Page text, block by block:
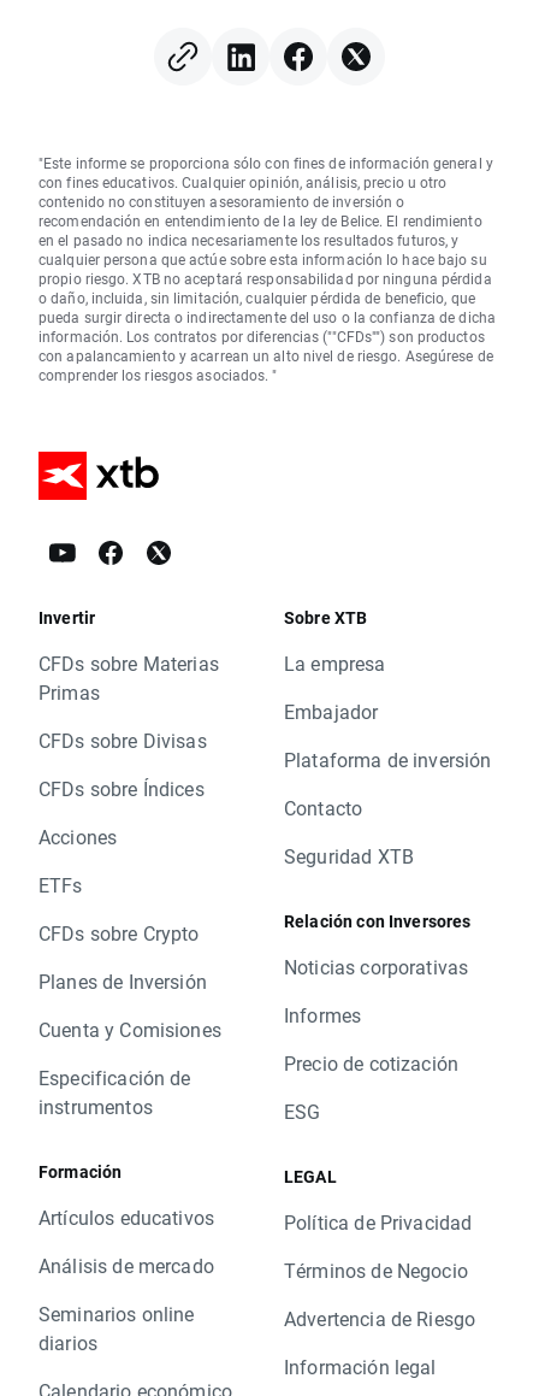
"Este informe se proporciona sólo con fines de información general y
con fines educativos. Cualquier opinión, análisis, precio u otro
contenido no constituyen asesoramiento de inversión o
recomendación en entendimiento de la ley de Belice. El rendimiento
en el pasado no indica necesariamente los resultados futuros, y
cualquier persona que actúe sobre esta información lo hace bajo su
propio riesgo. XTB no aceptará responsabilidad por ninguna pérdida
o daño, incluida, sin limitación, cualquier pérdida de beneficio, que
pueda surgir directa o indirectamente del uso o la confianza de dicha
información. Los contratos por diferencias (""CFDs"") son productos
con apalancamiento y acarrean un alto nivel de riesgo. Asegúrese de
comprender los riesgos asociados. "
Invertir
CFDs sobre Materias
Primas
CFDs sobre Divisas
CFDs sobre Índices
Acciones
ETFs
CFDs sobre Crypto
Planes de Inversión
Cuenta y Comisiones
Especificación de
instrumentos
Formación
Artículos educativos
Análisis de mercado
Seminarios online
diarios
Calendario económico
Sobre XTB
La empresa
Embajador
Plataforma de inversión
Contacto
Seguridad XTB
Relación con Inversores
Noticias corporativas
Informes
Precio de cotización
ESG
LEGAL
Política de Privacidad
Términos de Negocio
Advertencia de Riesgo
Información legal